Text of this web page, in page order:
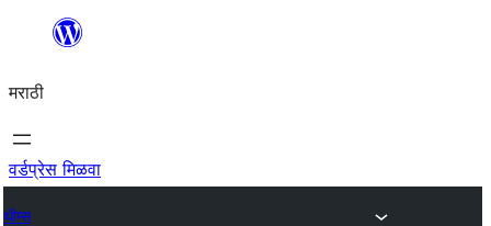
सामुग्रीवर
मराठी
वर्डप्रेस मिळवा
थीम्स